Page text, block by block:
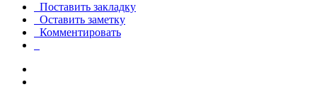
Поставить закладку
Оставить заметку
Комментировать